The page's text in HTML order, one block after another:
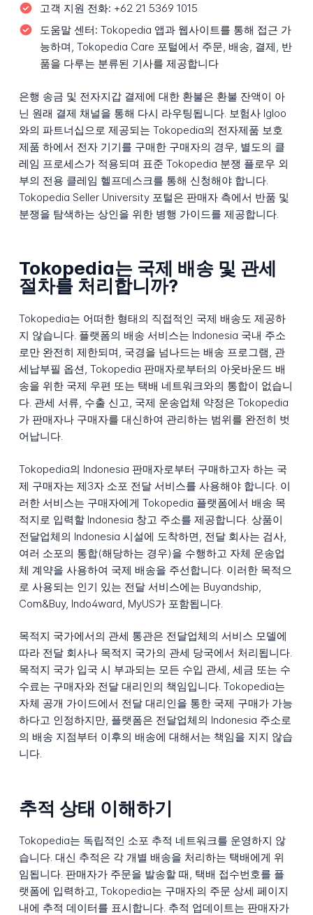
고객 지원 전화: +62 21 5369 1015
도움말 센터: Tokopedia 앱과 웹사이트를 통해 접근 가
능하며, Tokopedia Care 포털에서 주문, 배송, 결제, 반
품을 다루는 분류된 기사를 제공합니다
은행 송금 및 전자지갑 결제에 대한 환불은 환불 잔액이 아
닌 원래 결제 채널을 통해 다시 라우팅됩니다. 보험사 Igloo
와의 파트너십으로 제공되는 Tokopedia의 전자제품 보호
제품 하에서 전자 기기를 구매한 구매자의 경우, 별도의 클
레임 프로세스가 적용되며 표준 Tokopedia 분쟁 플로우 외
부의 전용 클레임 헬프데스크를 통해 신청해야 합니다.
Tokopedia Seller University 포털은 판매자 측에서 반품 및
분쟁을 탐색하는 상인을 위한 병행 가이드를 제공합니다.
Tokopedia는 국제 배송 및 관세
절차를 처리합니까?
Tokopedia는 어떠한 형태의 직접적인 국제 배송도 제공하
지 않습니다. 플랫폼의 배송 서비스는 Indonesia 국내 주소
로만 완전히 제한되며, 국경을 넘나드는 배송 프로그램, 관
세납부필 옵션, Tokopedia 판매자로부터의 아웃바운드 배
송을 위한 국제 우편 또는 택배 네트워크와의 통합이 없습니
다. 관세 서류, 수출 신고, 국제 운송업체 약정은 Tokopedia
가 판매자나 구매자를 대신하여 관리하는 범위를 완전히 벗
어납니다.
Tokopedia의 Indonesia 판매자로부터 구매하고자 하는 국
제 구매자는 제3자 소포 전달 서비스를 사용해야 합니다. 이
러한 서비스는 구매자에게 Tokopedia 플랫폼에서 배송 목
적지로 입력할 Indonesia 창고 주소를 제공합니다. 상품이
전달업체의 Indonesia 시설에 도착하면, 전달 회사는 검사,
여러 소포의 통합(해당하는 경우)을 수행하고 자체 운송업
체 계약을 사용하여 국제 배송을 주선합니다. 이러한 목적으
로 사용되는 인기 있는 전달 서비스에는 Buyandship,
Com&Buy, Indo4ward, MyUS가 포함됩니다.
목적지 국가에서의 관세 통관은 전달업체의 서비스 모델에
따라 전달 회사나 목적지 국가의 관세 당국에서 처리됩니다.
목적지 국가 입국 시 부과되는 모든 수입 관세, 세금 또는 수
수료는 구매자와 전달 대리인의 책임입니다. Tokopedia는
자체 공개 가이드에서 전달 대리인을 통한 국제 구매가 가능
하다고 인정하지만, 플랫폼은 전달업체의 Indonesia 주소로
의 배송 지점부터 이후의 배송에 대해서는 책임을 지지 않습
니다.
추적 상태 이해하기
Tokopedia는 독립적인 소포 추적 네트워크를 운영하지 않
습니다. 대신 추적은 각 개별 배송을 처리하는 택배에게 위
임됩니다. 판매자가 주문을 발송할 때, 택배 접수번호를 플
랫폼에 입력하고, Tokopedia는 구매자의 주문 상세 페이지
내에 추적 데이터를 표시합니다. 추적 업데이트는 판매자가